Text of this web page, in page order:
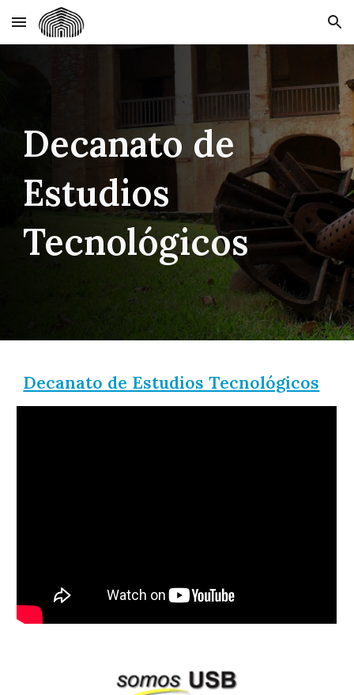
Skip to main content Skip to navigation
Decanato de
Estudios
Tecnológicos
Decanato de Estudios Tecnológicos